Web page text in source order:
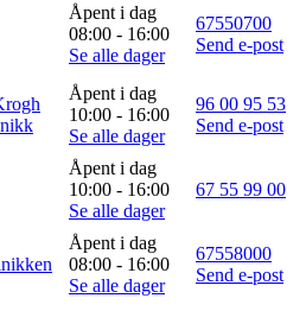
Åpent i dag
08:00 - 16:00
Se alle dager
67550700
Send e-post
Åpent i dag
10:00 - 16:00
Se alle dager
96 00 95 53
Send e-post
Åpent i dag
10:00 - 16:00
Se alle dager
67 55 99 00
Åpent i dag
08:00 - 16:00
Se alle dager
67558000
Send e-post